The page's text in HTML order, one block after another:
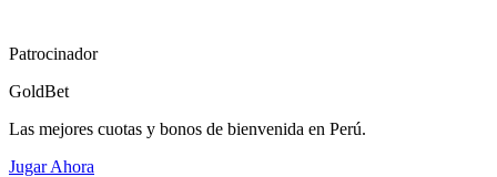
Patrocinador
GoldBet
Las mejores cuotas y bonos de bienvenida en Perú.
Jugar Ahora